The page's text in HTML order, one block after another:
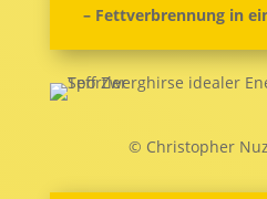
– Fettverbrennung in
© Christopher